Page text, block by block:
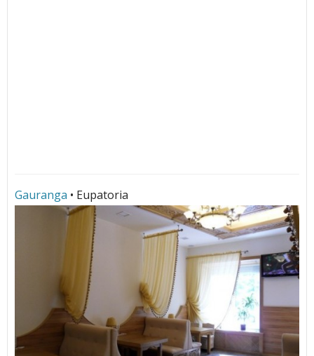
Gauranga • Eupatoria